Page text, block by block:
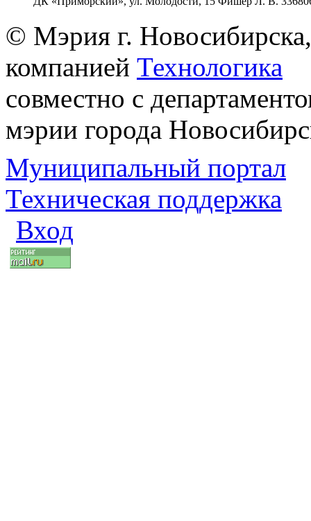
© Мэрия г.
компанией Технологика
совместно с
мэрии города
Муниципальный портал
Техническая поддержка
Вход